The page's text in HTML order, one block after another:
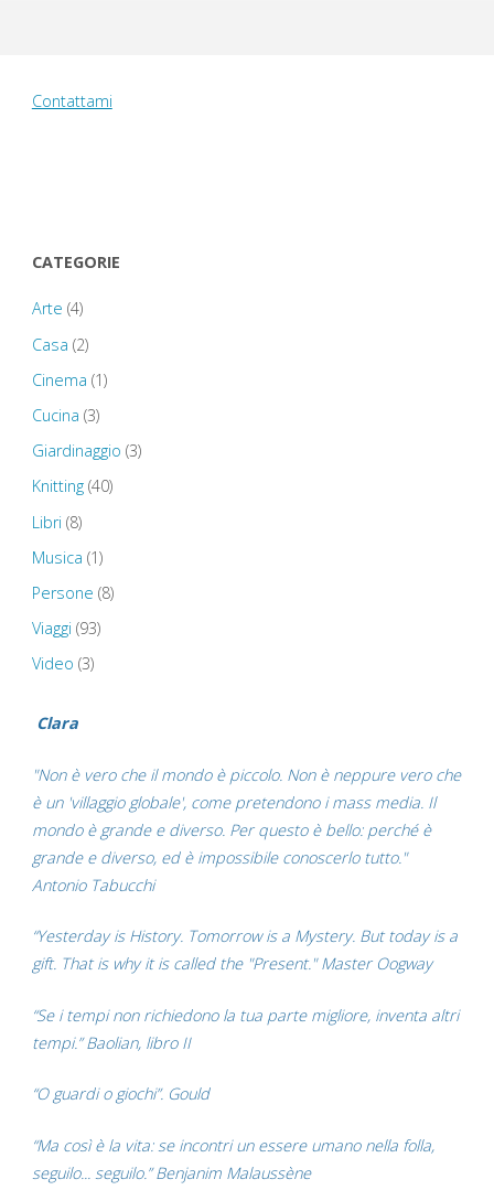
Contattami
CATEGORIE
Arte (4)
Casa (2)
Cinema (1)
Cucina (3)
Giardinaggio (3)
Knitting(40)
Libri (8)
Musica (1)
Persone (8)
Viaggi (93)
Video (3)
Clara
"Non è vero che il mondo è piccolo. Non è neppure vero che
è un 'villaggio globale', come pretendono i mass media. Il
mondo è grande e diverso. Per questo è bello: perché è
grande e diverso, ed è impossibile conoscerlo tutto."
Antonio Tabucchi
“Yesterday is History. Tomorrow is a Mystery. But today is a
gift. That is why it is called the "Present." Master Oogway
“Se i tempi non richiedono la tua parte migliore, inventa altri
tempi.” Baolian, libro II
“O guardi o giochi”. Gould
“Ma così è la vita: se incontri un essere umano nella folla,
seguilo... seguilo.” Benjanim Malaussène